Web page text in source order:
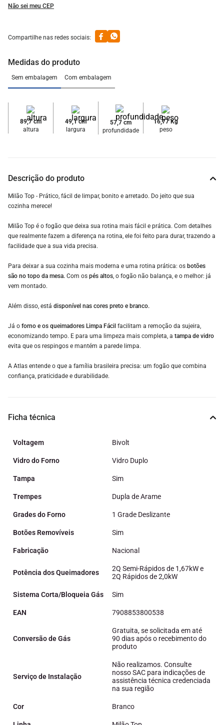
Não sei meu CEP
Medidas do produto
Sem embalagem Com embalagem
89,7 cm
altura
49,1 cm
largura
57,7 cm
profundidade
16,77 Kg
peso
Descrição do produto
Milão Top - Prático, fácil de limpar, bonito e arretado. Do jeito que sua
cozinha merece!
Milão Top é o fogão que deixa sua rotina mais fácil e prática. Com detalhes
que realmente fazem a diferença na rotina, ele foi feito para durar, trazendo a
facilidade que a sua vida precisa.
Para deixar a sua cozinha mais moderna e uma rotina prática: os botões
são no topo da mesa. Com os pés altos, o fogão não balança, e o melhor: já
vem montado.
Além disso, está disponível nas cores preto e branco.
Já o forno e os queimadores Limpa Fácil facilitam a remoção da sujeira,
economizando tempo. E para uma limpeza mais completa, a tampa de vidro
evita que os respingos e mantém a parede limpa.
A Atlas entende o que a família brasileira precisa: um fogão que combina
confiança, praticidade e durabilidade.
Ficha técnica
Voltagem Bivolt
Vidro do Forno Vidro Duplo
Tampa Sim
Trempes Dupla de Arame
Grades do Forno 1 Grade Deslizante
Botões Removíveis Sim
Fabricação Nacional
Potência dos Queimadores
2Q Semi-Rápidos de 1,67kW e
2Q Rápidos de 2,0kW
Sistema Corta/Bloqueia Gás Sim
EAN 7908853800538
Conversão de Gás
Gratuita, se solicitada em até
90 dias após o recebimento do
produto
Serviço de Instalação
Não realizamos. Consulte
nosso SAC para indicações de
assistência técnica credenciada
na sua região
Cor Branco